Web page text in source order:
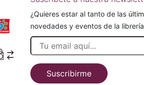
¿Quieres estar al tanto de las
novedades y eventos de la
Suscribirme